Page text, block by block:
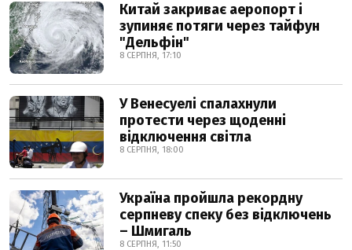
Китай закриває аеропорт і
зупиняє потяги через тайфун
"Дельфін"
8 СЕРПНЯ, 17:10
У Венесуелі спалахнули
протести через щоденні
відключення світла
8 СЕРПНЯ, 18:00
Україна пройшла рекордну
серпневу спеку без відключень
– Шмигаль
8 СЕРПНЯ, 11:50